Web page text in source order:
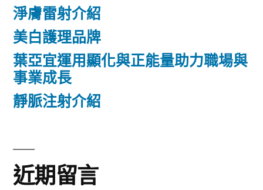
淨膚雷射介紹
美白護理品牌
葉亞宜運用顯化與正能量助力職場與
事業成長
靜脈注射介紹
近期留言